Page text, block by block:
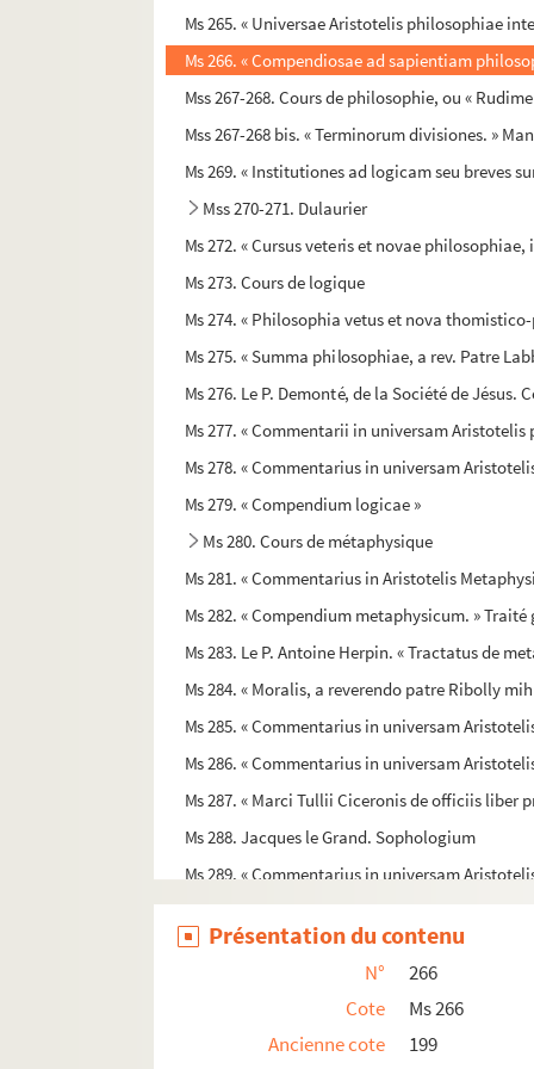
Ms 265. « Universae Aristotelis philosophiae
Ms 266. « Compendiosae ad sapientiam
Mss 267-268. Cours de philosophie, ou «
Mss 267-268 bis. « Terminorum divisiones. »
Ms 269. « Institutiones ad logicam seu breves
Mss 270-271. Dulaurier
Ms 272. « Cursus veteris et novae
Ms 273. Cours de logique
Ms 274. « Philosophia vetus et nova
Ms 275. « Summa philosophiae, a rev. Patre
Ms 276. Le P. Demonté, de la Société de
Ms 277. « Commentarii in universam
Ms 278. « Commentarius in universam
Ms 279. « Compendium logicae »
Ms 280. Cours de métaphysique
Ms 281. « Commentarius in Aristotelis
Ms 282. « Compendium metaphysicum. »
Ms 283. Le P. Antoine Herpin. « Tractatus de
Ms 284. « Moralis, a reverendo patre Ribolly
Ms 285. « Commentarius in universam
Ms 286. « Commentarius in universam
Ms 287. « Marci Tullii Ciceronis de officiis
Ms 288. Jacques le Grand. Sophologium
Ms 289. « Commentarius in universam
Ms 290. « Instructiones philosophiae, in regia
Ms 291. Cours de physique, en latin
Ms 292. Cours de philosophie, y compris la
Mss 293-294. Philosophie, tome II, ou
Ms 295. « Philosophiae pars quarta, quae est
Présentation du contenu
N°
266
Cote
Ms 266
Ancienne cote
199